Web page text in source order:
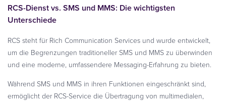
RCS-Dienst vs. SMS und MMS: Die wichtigsten
Unterschiede
RCS steht für Rich Communication Services und wurde entwickelt,
um die Begrenzungen traditioneller SMS und MMS zu überwinden
und eine moderne, umfassendere Messaging-Erfahrung zu bieten.
Während SMS und MMS in ihren Funktionen eingeschränkt sind,
ermöglicht der RCS-Service die Übertragung von multimedialen,